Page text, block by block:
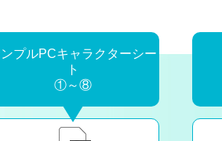
プルPCキャラクターシー
ト
①～⑧